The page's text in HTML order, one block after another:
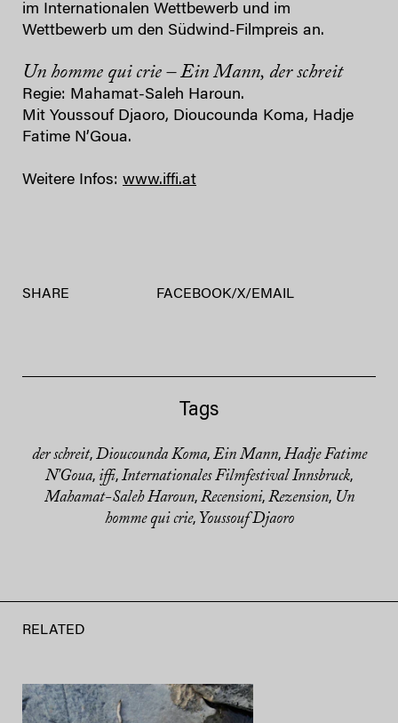
im Internationalen Wettbewerb und im
Wettbewerb um den Südwind-Filmpreis an.
Un homme qui crie – Ein Mann, der schreit
Regie: Mahamat-Saleh Haroun.
Mit Youssouf Djaoro, Dioucounda Koma, Hadje
Fatime N’Goua.
Weitere Infos: www.iffi.at
SHARE FACEBOOK/X/ EMAIL
Tags
der schreit, Dioucounda Koma, Ein Mann, Hadje Fatime
N'Goua, iffi, Internationales Filmfestival Innsbruck,
Mahamat-Saleh Haroun, Recensioni, Rezension, Un
homme qui crie, Youssouf Djaoro
RELATED